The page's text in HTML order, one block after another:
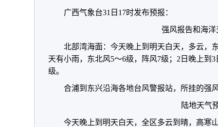
广西气象台31日17时发布预报：
强风报告和海洋
北部湾海面：今天晚上到明天白天，多云，
天有小雨，东北风5～6级，阵风7级；2日晚上到
级。
合浦到东兴沿海各地台风警报站，所挂的强
陆地天气
今天晚上到明天白天，全区多云到晴，高寒